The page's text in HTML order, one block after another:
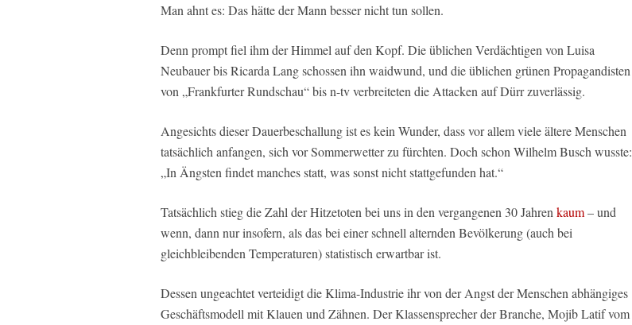
Man ahnt es: Das hätte der Mann besser nicht tun sollen.
Denn prompt fiel ihm der Himmel auf den Kopf. Die üblichen Verdächtigen von Luisa
Neubauer bis Ricarda Lang schossen ihn waidwund, und die üblichen grünen Propagandisten
von „Frankfurter Rundschau“ bis n-tv verbreiteten die Attacken auf Dürr zuverlässig.
Angesichts dieser Dauerbeschallung ist es kein Wunder, dass vor allem viele ältere Menschen
tatsächlich anfangen, sich vor Sommerwetter zu fürchten. Doch schon Wilhelm Busch wusste:
„In Ängsten findet manches statt, was sonst nicht stattgefunden hat.“
Tatsächlich stieg die Zahl der Hitzetoten bei uns in den vergangenen 30 Jahren kaum– und
wenn, dann nur insofern, als das bei einer schnell alternden Bevölkerung (auch bei
gleichbleibenden Temperaturen) statistisch erwartbar ist.
Dessen ungeachtet verteidigt die Klima-Industrie ihr von der Angst der Menschen abhängiges
Geschäftsmodell mit Klauen und Zähnen. Der Klassensprecher der Branche, Mojib Latif vom